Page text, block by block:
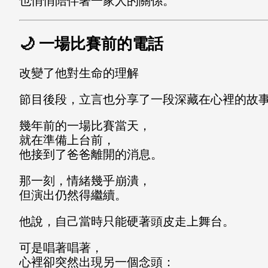
🌙 一場比賽前的電話
改變了他對生命的理解
節目後段，立言也分享了一段深藏在心裡的故
幾年前的一場比賽當天，
就在準備上台前，
他接到了爸爸離開的消息。
那一刻，情緒幾乎崩潰，
但演出仍然得繼續。
他說，自己當時只能硬著頭皮走上舞台。
可是唱著唱著，
心裡卻突然出現另一個念頭：